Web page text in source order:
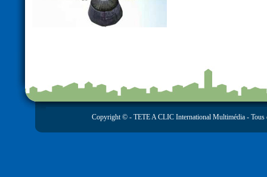
Copyright © - TETE A CLIC International Multimédia - Tous